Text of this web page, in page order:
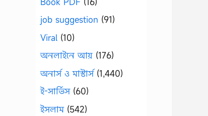
job suggestion (91)
Viral (10)
অনলাইনে আয় (176)
অনার্স ও মাস্টার্স(1,440)
ই-সার্ভিস(60)
ইসলাম(542)